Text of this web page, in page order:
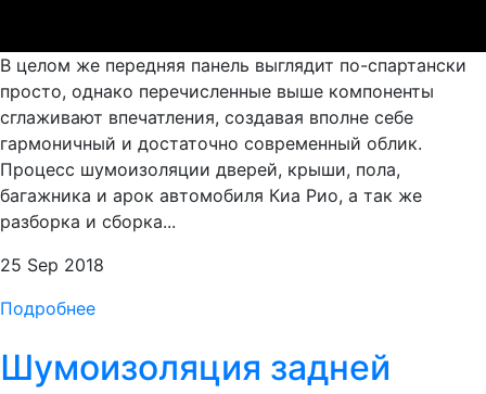
В целом же передняя панель выглядит по-спартански
просто, однако перечисленные выше компоненты
сглаживают впечатления, создавая вполне себе
гармоничный и достаточно современный облик.
Процесс шумоизоляции дверей, крыши, пола,
багажника и арок автомобиля Киа Рио, а так же
разборка и сборка...
25 Sep 2018
Подробнее
Шумоизоляция задней